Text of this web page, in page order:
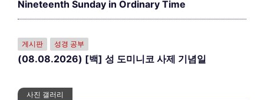
Nineteenth Sunday in Ordinary Time
게시판 성경 공부
(08.08.2026) [백] 성 도미니코 사제 기념일
사진 갤러리